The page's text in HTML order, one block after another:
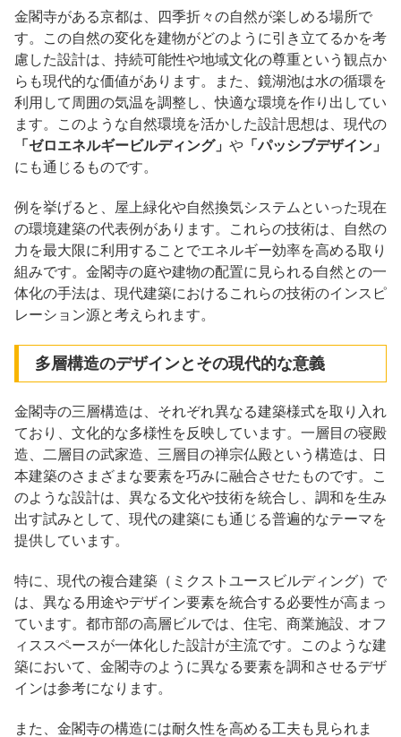
金閣寺がある京都は、四季折々の自然が楽しめる場所で
す。この自然の変化を建物がどのように引き立てるかを考
慮した設計は、持続可能性や地域文化の尊重という観点か
らも現代的な価値があります。また、鏡湖池は水の循環を
利用して周囲の気温を調整し、快適な環境を作り出してい
ます。このような自然環境を活かした設計思想は、現代の
「ゼロエネルギービルディング」 や 「パッシブデザイン」
にも通じるものです。
例を挙げると、屋上緑化や自然換気システムといった現在
の環境建築の代表例があります。これらの技術は、自然の
力を最大限に利用することでエネルギー効率を高める取り
組みです。金閣寺の庭や建物の配置に見られる自然との一
体化の手法は、現代建築におけるこれらの技術のインスピ
レーション源と考えられます。
多層構造のデザインとその現代的な意義
金閣寺の三層構造は、それぞれ異なる建築様式を取り入れ
ており、文化的な多様性を反映しています。一層目の寝殿
造、二層目の武家造、三層目の禅宗仏殿という構造は、日
本建築のさまざまな要素を巧みに融合させたものです。こ
のような設計は、異なる文化や技術を統合し、調和を生み
出す試みとして、現代の建築にも通じる普遍的なテーマを
提供しています。
特に、現代の複合建築（ミクストユースビルディング）で
は、異なる用途やデザイン要素を統合する必要性が高まっ
ています。都市部の高層ビルでは、住宅、商業施設、オフ
ィススペースが一体化した設計が主流です。このような建
築において、金閣寺のように異なる要素を調和させるデザ
インは参考になります。
また、金閣寺の構造には耐久性を高める工夫も見られま